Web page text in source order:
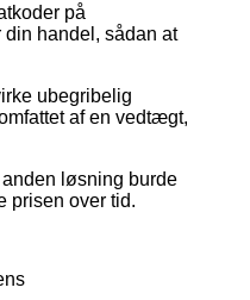
på
din handel, sådan at
ubegribelig
af en vedtægt,
løsning burde
prisen over tid.